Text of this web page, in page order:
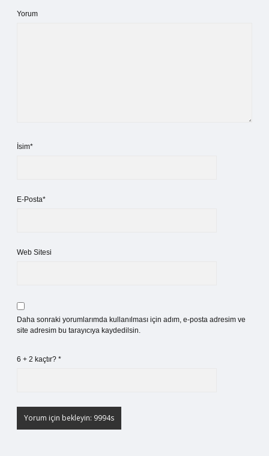
Yorum
İsim*
E-Posta*
Web Sitesi
Daha sonraki yorumlarımda kullanılması için adım, e-posta adresim ve
site adresim bu tarayıcıya kaydedilsin.
6 + 2 kaçtır? *